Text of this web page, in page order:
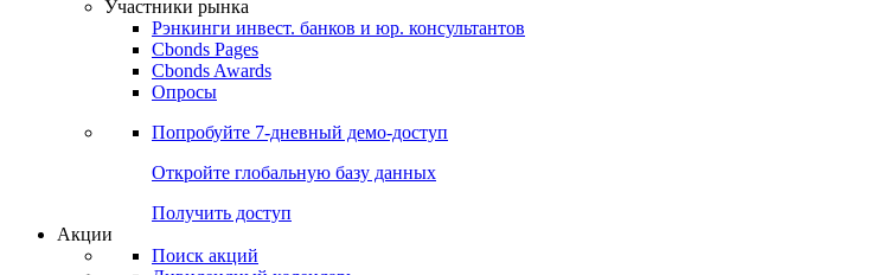
ESG
Сукук
Ломбардные списки
Участники рынка
Рэнкинги инвест. банков и юр. консультантов
Cbonds Pages
Cbonds Awards
Опросы
Попробуйте7-дневный
Откройте глобальную базу данных